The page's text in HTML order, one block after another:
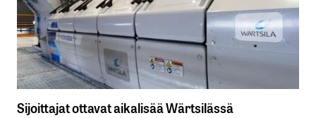
Sijoittajat ottavat aikalisää Wärtsilässä